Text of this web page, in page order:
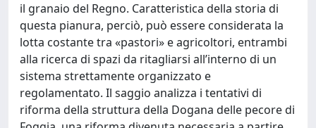
il granaio del Regno. Caratteristica della storia di
questa pianura, perciò, può essere considerata la
lotta costante tra «pastori» e agricoltori, entrambi
alla ricerca di spazi da ritagliarsi all’interno di un
sistema strettamente organizzato e
regolamentato. Il saggio analizza i tentativi di
riforma della struttura della Dogana delle pecore di